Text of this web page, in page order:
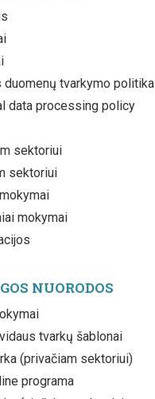
duomenų tvarkymo politika
data processing policy
sektoriui
sektoriui
mokymai
NUORODOS
tvarkų šablonai
(privačiam sektoriui)
programa